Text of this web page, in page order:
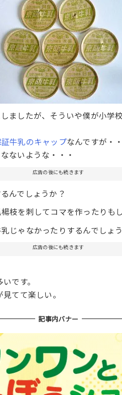
ましたが、そういや僕が小学
牛乳のキャップなんですが・
ないような・・・
広告の後にも続きます
んでしょうか？
枝を刺してコマを作ったりも
じゃなかったりするんでしょ
広告の後にも続きます
です。
てて楽しい。
記事内バナー